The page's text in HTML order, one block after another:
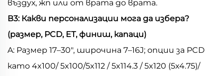
въздух, жп или от врата до врата.
В3: Какви персонализации мога да избера?
(размер, PCD, ET, финиш, капаци)
A: Размер 17–30", широчина 7–16J; опции за PCD
като 4x100/ 5x100/5x112 / 5x114.3 / 5x120 (5x4.75)/